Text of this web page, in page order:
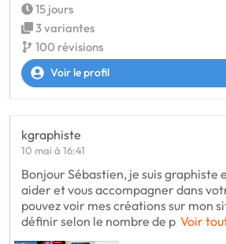
15 jours
3 variantes
100 révisions
Voir le profil
kgraphiste
10 mai à 16:41
Bonjour Sébastien, je suis graphiste
aider et vous accompagner dans
pouvez voir mes créations sur mon
définir selon le nombre de p Voir